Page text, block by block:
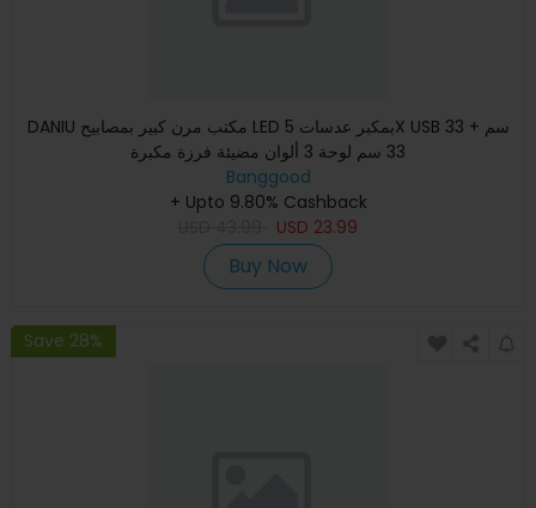
DANIU مكتب مرن كبير بمصابيح LED بمكبر عدسات 5X USB 33 سم +
33 سم لوحة 3 ألوان مضيئة فرزة مكبرة
Banggood
+ Upto 9.80% Cashback
USD 23.99
Buy Now
Save 28%